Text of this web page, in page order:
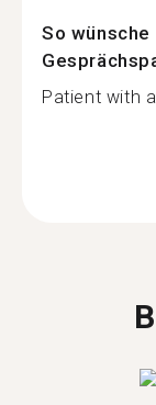
So
Patient with